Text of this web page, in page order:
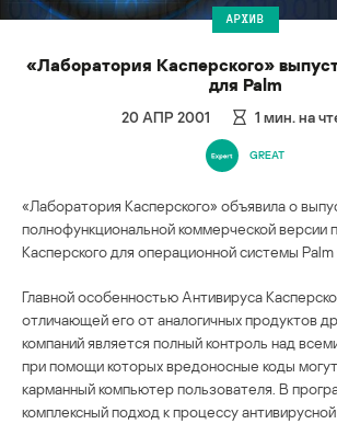
АРХИВ
«Лаборатория Касперского»
для Palm
20 АПР 2001 1 мин. на
GREAT
«Лаборатория Касперского» объявила о
полнофункциональной коммерческой версии
Касперского для операционной системы Palm
Главной особенностью Антивируса
отличающей его от аналогичных продуктов
компаний является полный контроль над
при помощи которых вредоносные коды
карманный компьютер пользователя. В
комплексный подход к процессу